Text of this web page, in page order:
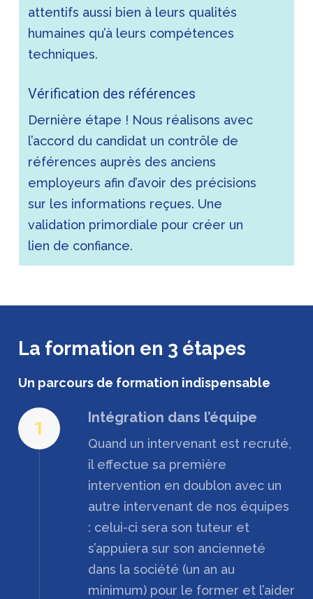
attentifs aussi bien à leurs qualités
humaines qu’à leurs compétences
techniques.
Vérification des références
Dernière étape ! Nous réalisons avec
l’accord du candidat un contrôle de
références auprès des anciens
employeurs afin d’avoir des précisions
sur les informations reçues. Une
validation primordiale pour créer un
lien de confiance.
La formation en 3 étapes
Un parcours de formation indispensable
1
Intégration dans l’équipe
Quand un intervenant est recruté,
il effectue sa première
intervention en doublon avec un
autre intervenant de nos équipes
: celui-ci sera son tuteur et
s’appuiera sur son ancienneté
dans la société (un an au
minimum) pour le former et l’aider